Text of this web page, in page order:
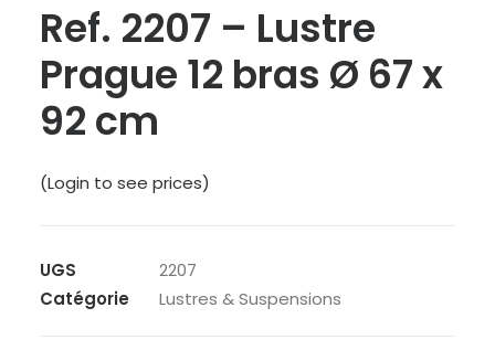
Ref. 2207 – Lustre
Prague 12 bras Ø 67 x
92 cm
(Login to see prices)
UGS
2207
Catégorie
Lustres & Suspensions